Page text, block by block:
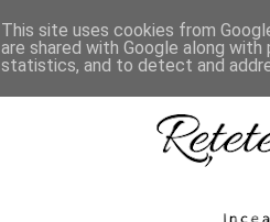
This site uses cookies from
are shared with Google along
statistics, and to detect and